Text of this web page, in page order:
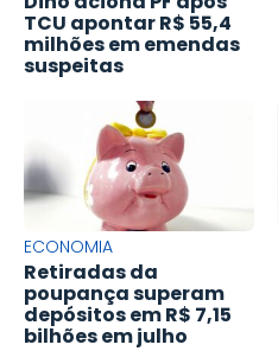
TCU apontar R$ 55,4
milhões em emendas
suspeitas
ECONOMIA
Retiradas da
poupança superam
depósitos em R$ 7,15
bilhões em julho